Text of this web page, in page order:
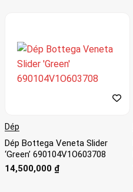
Dép
Dép Bottega Veneta Slider
‘Green’ 690104V1O603708
14,500,000 ₫